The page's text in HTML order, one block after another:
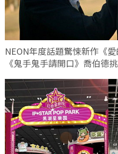
NEON年度話題驚悚新作《
《鬼手鬼手請開口》喬伯德